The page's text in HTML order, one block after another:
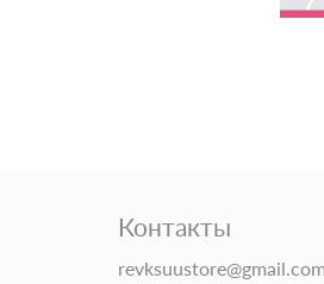
Контакты
revksuustore@gmail.com